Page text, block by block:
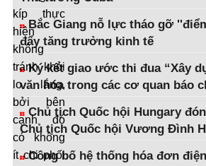
kíp thực
hiện
không
tránh khỏi
lo lắng,
bởi bên
cạnh đó
có không
ít chi phối
Bắc Giang nỗ lực tháo gỡ
đẩy tăng trưởng kinh tế
Ký kết giao ước thi đua “Xây
văn hóa trong các cơ quan báo
Chủ tịch Quốc hội Hungary
Chủ tịch Quốc hội Vương Đình
Công bố hệ thống hóa đơn